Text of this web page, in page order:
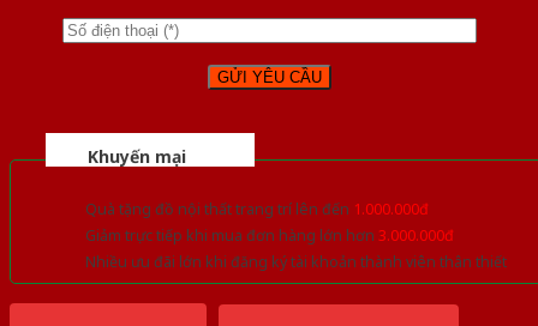
Khuyến mại
Quà tặng đồ nội thất trang trí lên đến 1.000.000đ
Giảm trực tiếp khi mua đơn hàng lớn hơn 3.000.000đ
Nhiều ưu đãi lớn khi đăng ký tài khoản thành viên thân thiết